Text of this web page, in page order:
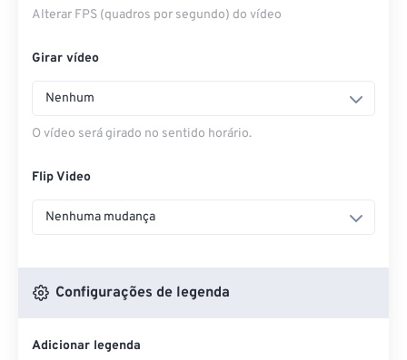
Alterar FPS (quadros por segundo) do vídeo
Girar vídeo
Nenhum
O vídeo será girado no sentido horário.
Flip Video
Nenhuma mudança
Configurações de legenda
Adicionar legenda